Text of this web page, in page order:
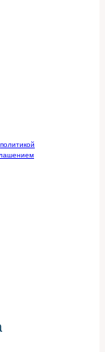
политикой